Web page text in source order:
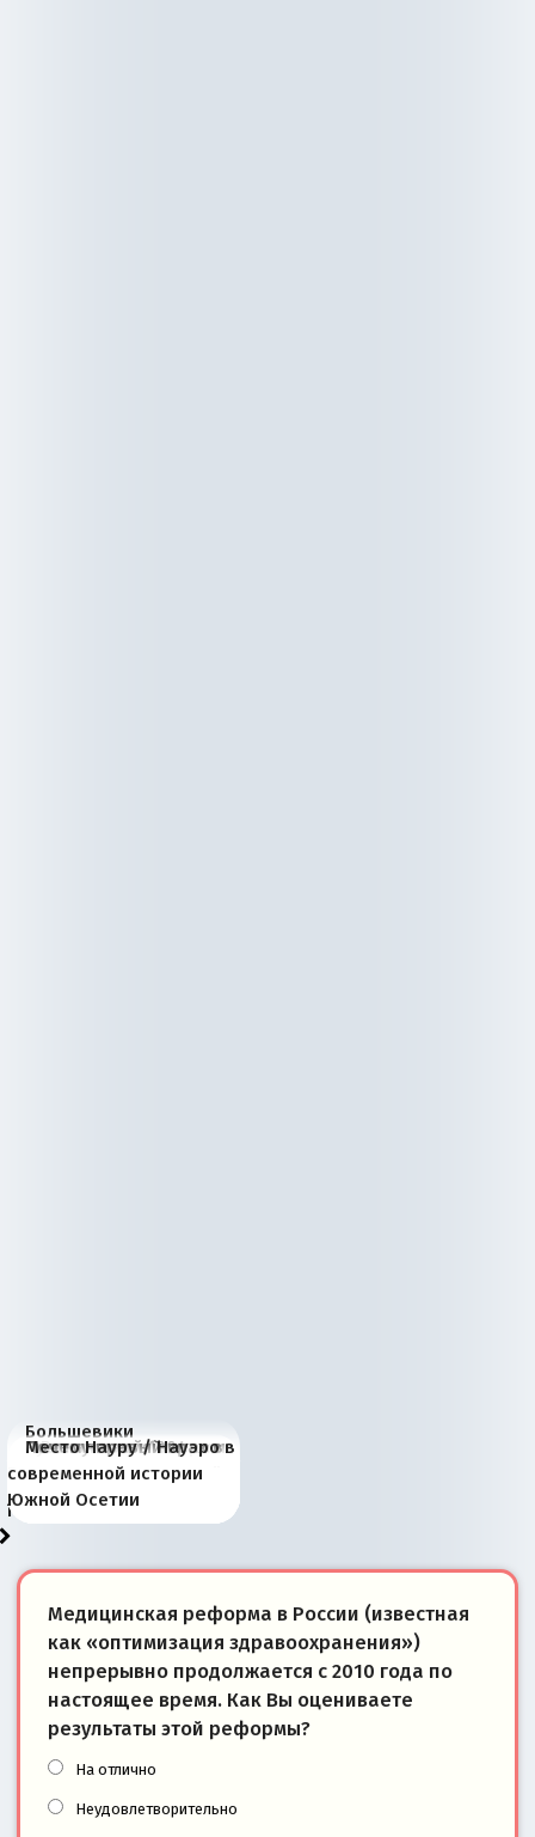
Большевики
отличаются от «Яблока»
тем, что они -
победители
Киевская марионетка
Запада рассказала о
«переобувании» хозяев
В России назрели
перемены: 15 шагов к
суверенной экономике
Миграционный пожар
Европы
Россия начинает
сбрасывать балласт
Анкориджа
Россия зимой 1904
года: первые уступки во
внутренней политике
Русская нация вчера и
сегодня
Почему правый крах в
Варшаве не поможет её
отношениям с Россией?
Место Науру / Науэро в
современной истории
Южной Осетии
Медицинская реформа в России (известная
как «оптимизация здравоохранения»)
непрерывно продолжается с 2010 года по
настоящее время. Как Вы оцениваете
результаты этой реформы?
На отлично
Неудовлетворительно